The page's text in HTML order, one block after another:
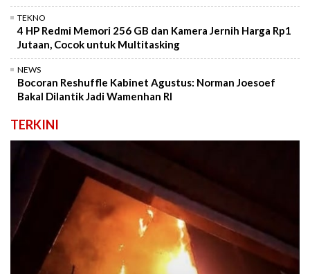
TEKNO
4 HP Redmi Memori 256 GB dan Kamera Jernih Harga Rp1
Jutaan, Cocok untuk Multitasking
NEWS
Bocoran Reshuffle Kabinet Agustus: Norman Joesoef
Bakal Dilantik Jadi Wamenhan RI
TERKINI